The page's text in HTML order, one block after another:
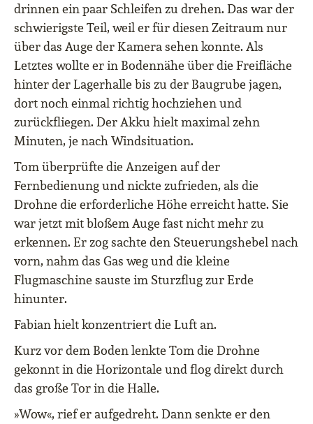
drinnen ein paar Schleifen zu drehen. Das war der
schwierigste Teil, weil er für diesen Zeitraum nur
über das Auge der Kamera sehen konnte. Als
Letztes wollte er in Bodennähe über die Freifläche
hinter der Lagerhalle bis zu der Baugrube jagen,
dort noch einmal richtig hochziehen und
zurückfliegen. Der Akku hielt maximal zehn
Minuten, je nach Windsituation.
Tom überprüfte die Anzeigen auf der
Fernbedienung und nickte zufrieden, als die
Drohne die erforderliche Höhe erreicht hatte. Sie
war jetzt mit bloßem Auge fast nicht mehr zu
erkennen. Er zog sachte den Steuerungshebel nach
vorn, nahm das Gas weg und die kleine
Flugmaschine sauste im Sturzflug zur Erde
hinunter.
Fabian hielt konzentriert die Luft an.
Kurz vor dem Boden lenkte Tom die Drohne
gekonnt in die Horizontale und flog direkt durch
das große Tor in die Halle.
»Wow«, rief er aufgedreht. Dann senkte er den